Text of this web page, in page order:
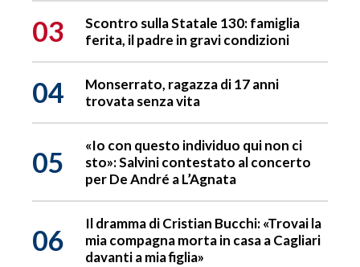
03
Scontro sulla Statale 130: famiglia
ferita, il padre in gravi condizioni
04
Monserrato, ragazza di 17 anni
trovata senza vita
05
«Io con questo individuo qui non ci
sto»: Salvini contestato al concerto
per De André a L’Agnata
06
Il dramma di Cristian Bucchi: «Trovai la
mia compagna morta in casa a Cagliari
davanti a mia figlia»